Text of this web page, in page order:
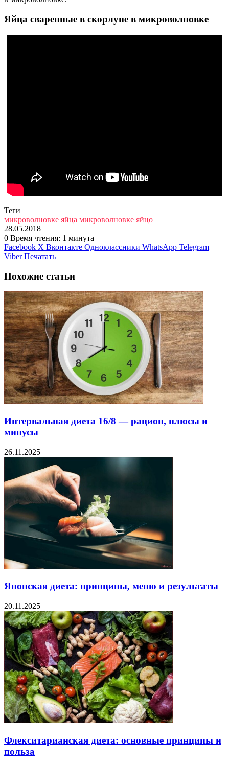
Яйца сваренные в скорлупе в микроволновке
Теги
микроволновке яйца микроволновке яйцо
28.05.2018
0 Время чтения: 1 минута
Facebook X Вконтакте Одноклассники WhatsApp Telegram
Viber Печатать
Похожие статьи
Интервальная диета 16/8 — рацион, плюсы и
минусы
26.11.2025
Японская диета: принципы, меню и результаты
20.11.2025
Флекситарианская диета: основные принципы и
польза